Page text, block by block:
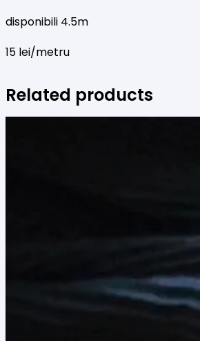
disponibili 4.5m
15 lei/metru
Related products